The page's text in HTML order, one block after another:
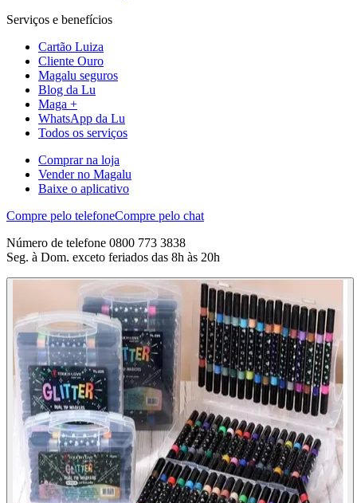
Serviços e benefícios
Cartão Luiza
Cliente Ouro
Magalu seguros
Blog da Lu
Maga +
WhatsApp da Lu
Todos os serviços
Comprar na loja
Vender no Magalu
Baixe o aplicativo
Compre pelo telefoneCompre pelo chat
Número de telefone 0800 773 3838
Seg. à Dom. exceto feriados das 8h às 20h